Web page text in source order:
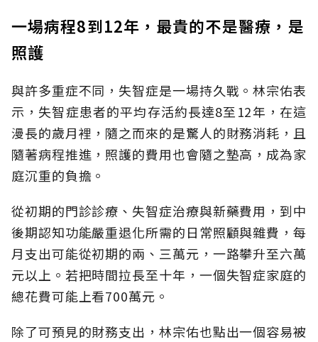
一場病程8到12年，最貴的不是醫療，是
照護
與許多重症不同，失智症是一場持久戰。林宗佑表
示，失智症患者的平均存活約長達8至12年，在這
漫長的歲月裡，隨之而來的是驚人的財務消耗，且
隨著病程推進，照護的費用也會隨之墊高，成為家
庭沉重的負擔。
從初期的門診診療、失智症治療與新藥費用，到中
後期認知功能嚴重退化所需的日常照顧與雜費，每
月支出可能從初期的兩、三萬元，一路攀升至六萬
元以上。若把時間拉長至十年，一個失智症家庭的
總花費可能上看700萬元。
除了可預見的財務支出，林宗佑也點出一個容易被